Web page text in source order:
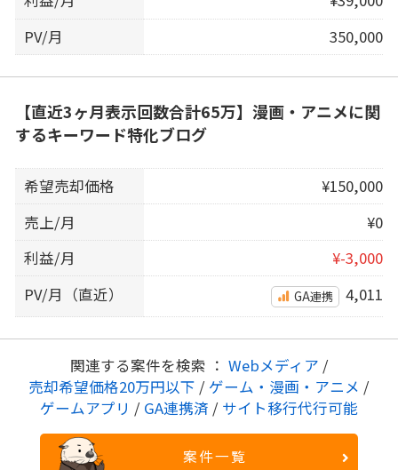
PV/月
350,000
【直近3ヶ月表示回数合計65万】漫画・アニメに関
するキーワード特化ブログ
希望売却価格
¥150,000
売上/月
¥0
利益/月
¥-3,000
PV/月（直近）
GA連携 4,011
関連する案件を検索 ： Webメディア /
売却希望価格20万円以下 / ゲーム・漫画・アニメ /
ゲームアプリ / GA連携済 / サイト移行代行可能
案件一覧